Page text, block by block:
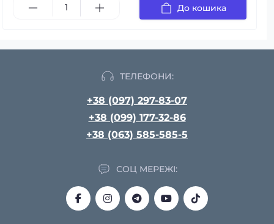
До кошика
ТЕЛЕФОНИ:
+38 (097) 297-83-07
+38 (099) 177-32-86
+38 (063) 585-585-5
СОЦ МЕРЕЖІ: